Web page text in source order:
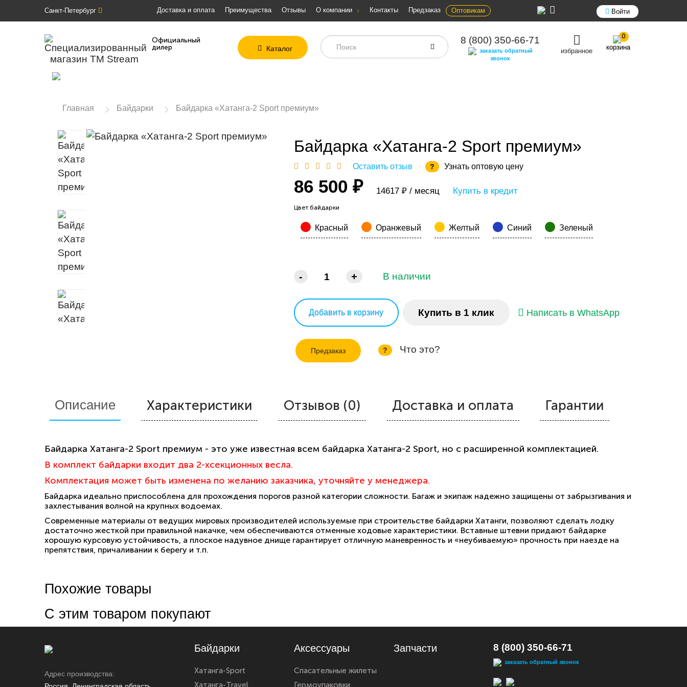
Санкт-Петербург Доставка и оплата Преимущества Отзывы О компании Контакты Предзаказ Оптовикам Войти
Официальный
дилер
Каталог
8 (800) 350-66-71
заказать обратный
звонок
избранное
0
корзина
Главная Байдарки Байдарка «Хатанга-2 Sport премиум»
Байдарка «Хатанга-2 Sport премиум»
Оставить отзыв ? Узнать оптовую цену
86 500 ₽ 14617 ₽ / месяц Купить в кредит
Цвет байдарки
Красный Оранжевый Желтый Синий Зеленый
- + В наличии
Добавить в корзину Купить в 1 клик Написать в WhatsApp
Предзаказ ? Что это?
Описание Характеристики Отзывов (0) Доставка и оплата Гарантии
Байдарка Хатанга-2 Sport премиум - это уже известная всем байдарка Хатанга-2 Sport, но с расширенной комплектацией.
В комплект байдарки входит два 2-хсекционных весла.
Комплектация может быть изменена по желанию заказчика, уточняйте у менеджера.
Байдарка идеально приспособлена для прохождения порогов разной категории сложности. Багаж и экипаж надежно защищены от забрызгивания и
захлестывания волной на крупных водоемах.
Современные материалы от ведущих мировых производителей используемые при строительстве байдарки Хатанги, позволяют сделать лодку
достаточно жесткой при правильной накачке, чем обеспечиваются отменные ходовые характеристики. Вставные штевни придают байдарке
хорошую курсовую устойчивость, а плоское надувное днище гарантирует отличную маневренность и «неубиваемую» прочность при наезде на
препятствия, причаливании к берегу и т.п.
Похожие товары
С этим товаром покупают
Адрес производства:
Байдарки
Хатанга-Sport
Хатанга-Travel
Аксессуары
Спасательные жилеты
Гермоупаковки
Запчасти 8 (800) 350-66-71
заказать обратный звонок